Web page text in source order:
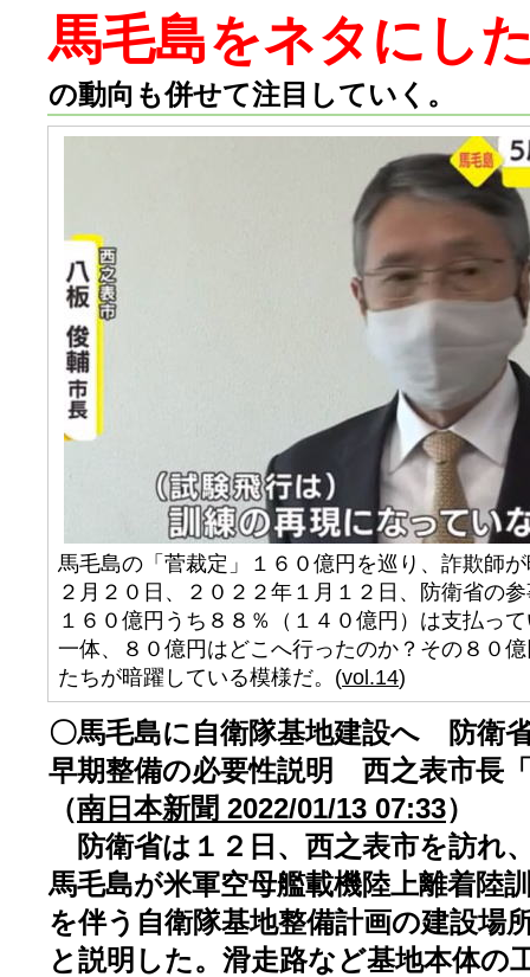
馬毛島をネタにし
の動向も併せて注目していく。
馬毛島の「菅裁定」１６０億円を巡り、詐欺師
２月２０日、２０２２年１月１２日、防衛省の
１６０億円うち８８％（１４０億円）は支払っ
一体、８０億円はどこへ行ったのか？その８０
たちが暗躍している模様だ。(vol.14)
〇馬毛島に自衛隊基地建設へ 防衛
早期整備の必要性説明 西之表市長
（南日本新聞 2022/01/13 07:33）
防衛省は１２日、西之表市を訪れ
馬毛島が米軍空母艦載機陸上離着陸
を伴う自衛隊基地整備計画の建設場
と説明した。滑走路など基地本体の